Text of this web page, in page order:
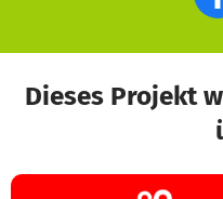
Dieses Projekt